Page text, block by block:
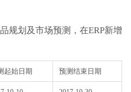
规划及市场预测，在ERP新增
起始日期 预测结束日期